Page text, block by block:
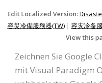
Edit Localized Version:
容災冷備服務器(TW) | 容灾冷备
View this
Zeichnen Sie Google
mit Visual Paradigm